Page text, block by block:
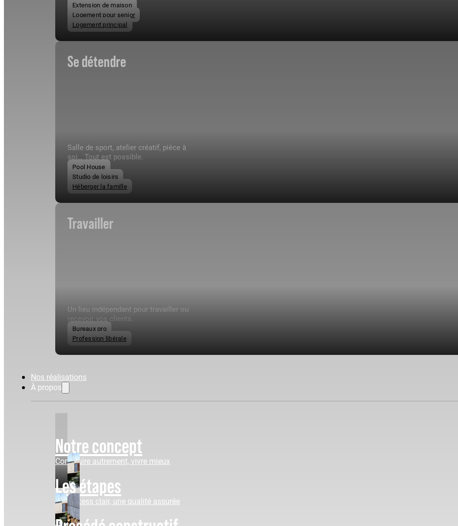
Extension de maison
Logement pour senior
Logement principal
Se détendre
Salle de sport, atelier créatif, pièce à
soi… Tout est possible.
Pool House
Studio de loisirs
Héberger la famille
Travailler
Un lieu indépendant pour travailler ou
recevoir vos clients.
Bureaux pro
Profession libérale
Nos réalisations
À propos
Notre concept
Construire autrement, vivre mieux
Les étapes
Un process clair, une qualité assurée